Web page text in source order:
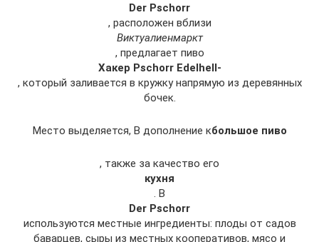
Der Pschorr
, расположен вблизи
Виктуалиенмаркт
, предлагает пиво
Хакер Pschorr Edelhell-
, который заливается в кружку напрямую из деревянных
бочек.
Место выделяется, В дополнение кбольшое пиво
, также за качество его
кухня
. В
Der Pschorr
используются местные ингредиенты: плоды от садов
баварцев, сыры из местных кооперативов, мясо и